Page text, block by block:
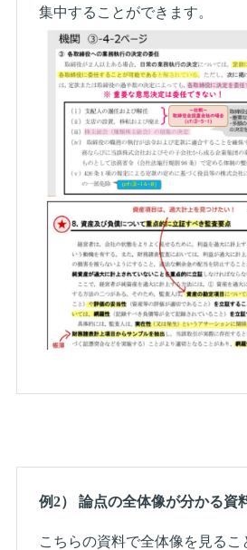
集中することができます。
例2） 論点の全体像が分かる資
こちらの資料で全体像を見るこ